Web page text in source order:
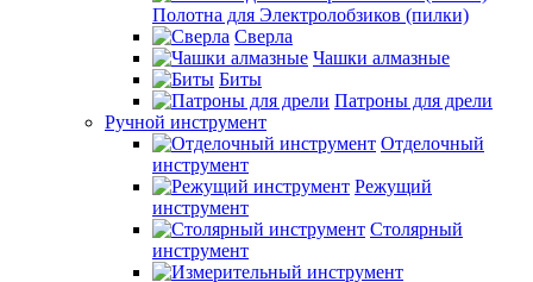
Полотна для Электролобзиков (пилки)
Сверла
Чашки алмазные
Биты
Патроны для дрели
Ручной инструмент
Отделочный
инструмент
Режущий
инструмент
Столярный
инструмент